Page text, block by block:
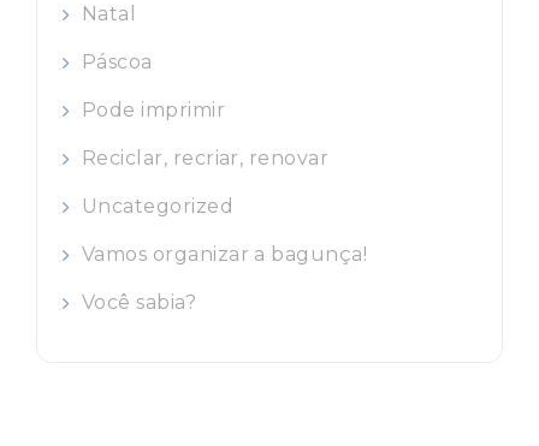
Natal
Páscoa
Pode imprimir
Reciclar, recriar, renovar
Uncategorized
Vamos organizar a bagunça!
Você sabia?